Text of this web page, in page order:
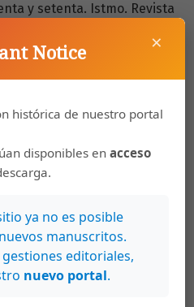
y setenta. Istmo. Revista
1-23.
La imagen del Estado
a lo sublime y lo monstruoso.
[Consulta 14 de
nicaragüense durante
Casa de las Américas.
The Revolutionary
×
Notice
histórica de nuestro portal
disponibles enacceso
ya no es posible
manuscritos.
editoriales,
nuevo portal.